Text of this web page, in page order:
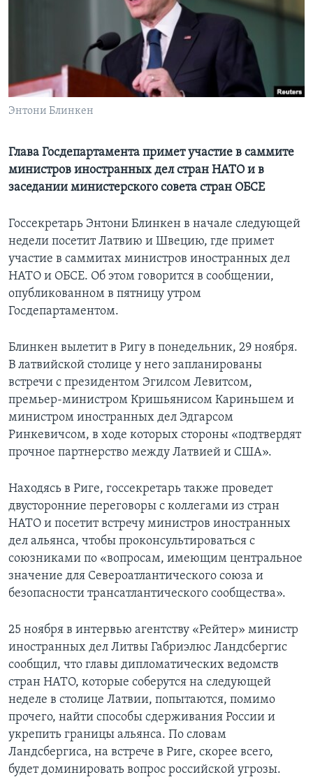
СОЦИАЛЬНЫЕ СЕТИ
Энтони Блинкен
Глава Госдепартамента примет участие в саммите
министров иностранных дел стран НАТО и в
заседании министерского совета стран ОБСЕ
Госсекретарь Энтони Блинкен в начале следующей
недели посетит Латвию и Швецию, где примет
участие в саммитах министров иностранных дел
НАТО и ОБСЕ. Об этом говорится в сообщении,
опубликованном в пятницу утром
Госдепартаментом.
Блинкен вылетит в Ригу в понедельник, 29 ноября.
В латвийской столице у него запланированы
встречи с президентом Эгилсом Левитсом,
премьер-министром Кришьянисом Кариньшем и
министром иностранных дел Эдгарсом
Ринкевичсом, в ходе которых стороны «подтвердят
прочное партнерство между Латвией и США».
Находясь в Риге, госсекретарь также проведет
двусторонние переговоры с коллегами из стран
НАТО и посетит встречу министров иностранных
дел альянса, чтобы проконсультироваться с
союзниками по «вопросам, имеющим центральное
значение для Североатлантического союза и
безопасности трансатлантического сообщества».
25 ноября в интервью агентству «Рейтер» министр
иностранных дел Литвы Габриэлюс Ландсбергис
сообщил, что главы дипломатических ведомств
стран НАТО, которые соберутся на следующей
неделе в столице Латвии, попытаются, помимо
прочего, найти способы сдерживания России и
укрепить границы альянса. По словам
Ландсбергиса, на встрече в Риге, скорее всего,
будет доминировать вопрос российской угрозы.